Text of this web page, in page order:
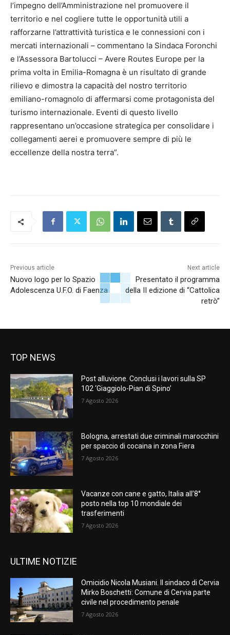
l’impegno dell’Amministrazione nel promuovere il
territorio e nel cogliere tutte le opportunità utili a
rafforzarne l’attrattività turistica e le connessioni con i
mercati internazionali – commentano la Sindaca Foronchi
e l’Assessora Bartolucci – Avere Routes Europe per la
prima volta in Emilia-Romagna è un risultato di grande
rilievo e dimostra la capacità del nostro territorio
emiliano-romagnolo di affermarsi come protagonista del
turismo internazionale. Eventi di questo livello
rappresentano un’occasione strategica per consolidare i
collegamenti aerei e promuovere sempre di più le
eccellenze della nostra terra”.
Previous article
Nuovo logo per lo Spazio
Adolescenza U.F.O. di Faenza
Next article
Presentato il programma
della II edizione di “Cattolica
retrò”
TOP NEWS
Post alluvione. Conclusi i lavori sulla SP
102 ‘Giaggiolo-Pian di Spino’
7 Agosto 2026
Bologna, arrestati due criminali marocchini
per spaccio di cocaina in zona Fiera
7 Agosto 2026
Vacanze con cane e gatto, Italia all’8°
posto nella top 10 mondiale dei
trasferimenti
7 Agosto 2026
ULTIME NOTIZIE
Omicidio Nicola Musiani. Il sindaco di Cervia
Mirko Boschetti: Comune di Cervia parte
civile nel procedimento penale
7 Agosto 2026